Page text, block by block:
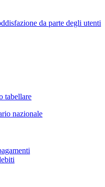
da parte degli utenti
tabellare
nazionale